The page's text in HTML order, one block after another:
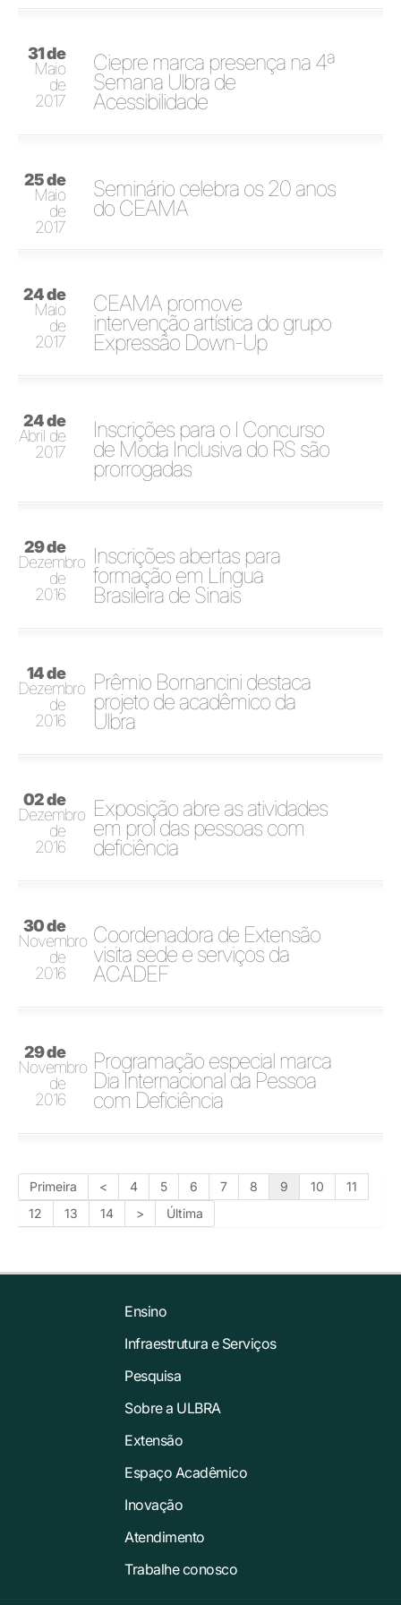
31 de
Maio
de
2017
Ciepre marca presença na 4ª
Semana Ulbra de
Acessibilidade
25 de
Maio
de
2017
Seminário celebra os 20 anos
do CEAMA
24 de
Maio
de
2017
CEAMA promove
intervenção artística do grupo
Expressão Down-Up
24 de
Abril de
2017
Inscrições para o I Concurso
de Moda Inclusiva do RS são
prorrogadas
29 de
Dezembro
de
2016
Inscrições abertas para
formação em Língua
Brasileira de Sinais
14 de
Dezembro
de
2016
Prêmio Bornancini destaca
projeto de acadêmico da
Ulbra
02 de
Dezembro
de
2016
Exposição abre as atividades
em prol das pessoas com
deficiência
30 de
Novembro
de
2016
Coordenadora de Extensão
visita sede e serviços da
ACADEF
29 de
Novembro
de
2016
Programação especial marca
Dia Internacional da Pessoa
com Deficiência
Primeira < 4 5 6 7 8 9 10
11
12
13 14 > Última
Ensino
Infraestrutura e Serviços
Pesquisa
Sobre a ULBRA
Extensão
Espaço Acadêmico
Inovação
Atendimento
Trabalhe conosco